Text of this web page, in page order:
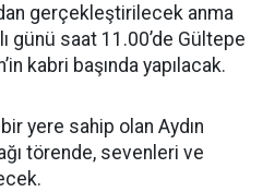
gerçekleştirilecek anma
günü saat 11.00’de Gültepe
kabri başında yapılacak.
yere sahip olan Aydın
törende, sevenleri ve